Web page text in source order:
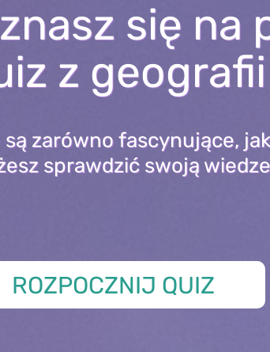
się na
z geografii
zarówno fascynujące,
sprawdzić swoją
ROZPOCZNIJ QUIZ